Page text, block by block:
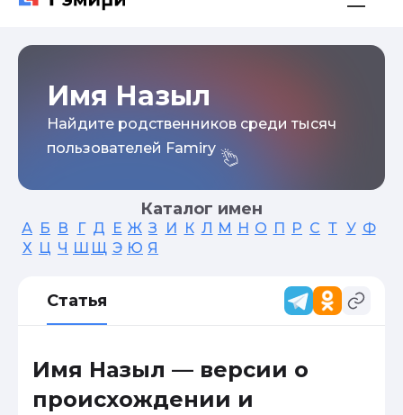
Имя Назыл
Найдите родственников среди тысяч
пользователей Famiry
Каталог имен
А Б В Г Д Е Ж З И К Л М Н О П Р С Т У Ф
Х Ц Ч Ш Щ Э Ю Я
Статья
Имя Назыл — версии о
происхождении и